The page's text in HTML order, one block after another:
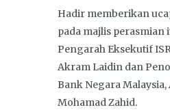
Hadir memberikan
pada majlis perasmian
Pengarah Eksekutif
Akram Laidin dan
Bank Negara
Mohamad Zahid.